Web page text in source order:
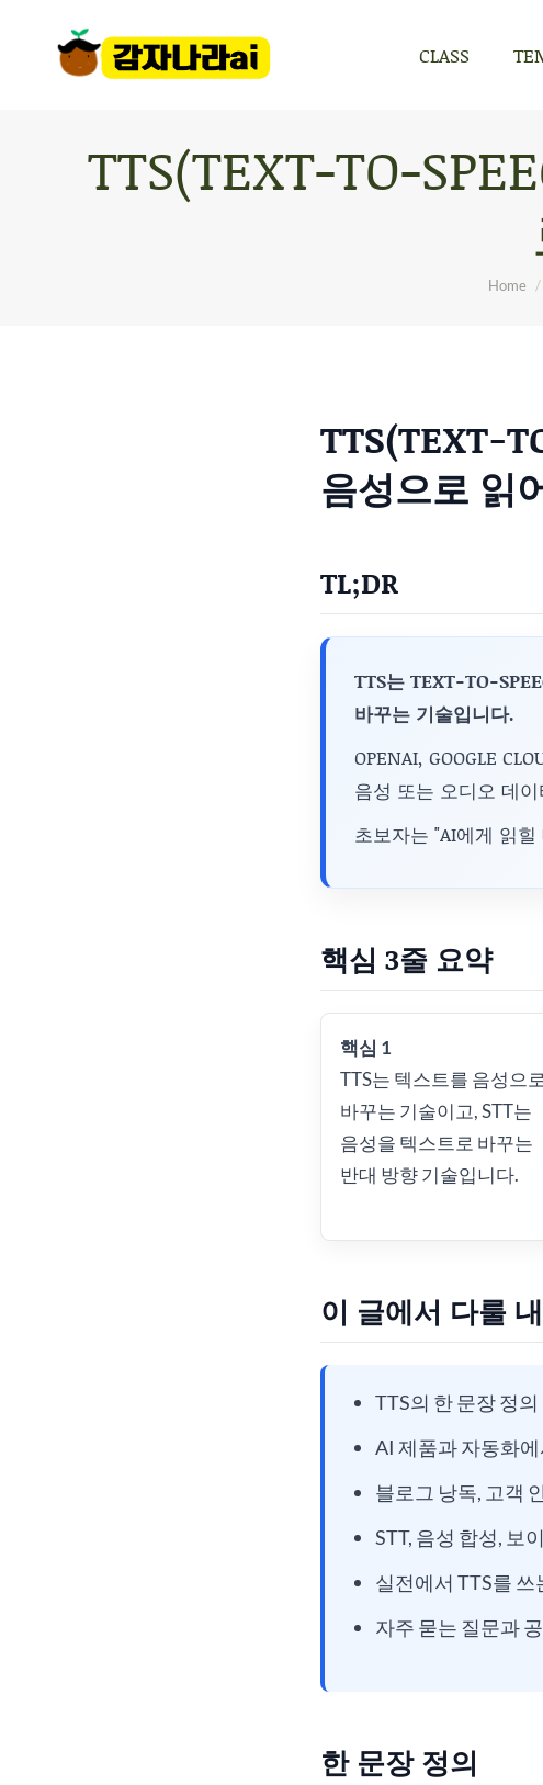
CLASS
TTS(TEXT-TO-
You
Home
TTS(TEXT-
음성으로 읽
TL;DR
TTS는 TEXT-TO-
바꾸는 기술입니다.
OPENAI, GOOGLE
음성 또는 오디오 데
초보자는 "AI에게 읽
핵심 3줄 요약
핵심 1
TTS는 텍스트를 음성으로
바꾸는 기술이고, STT는
음성을 텍스트로 바꾸는
반대 방향 기술입니다.
이 글에서 다룰
TTS의 한 문장 정의
AI 제품과 자동화
블로그 낭독, 고객
STT, 음성 합성, 보
실전에서 TTS를 쓰
자주 묻는 질문과
한 문장 정의